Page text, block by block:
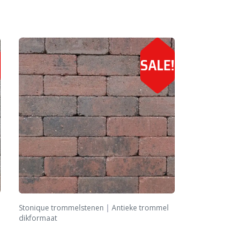
SALE!
Stonique trommelstenen | Antieke trommel
dikformaat